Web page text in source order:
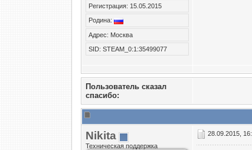
Регистрация: 15.05.2015
Родина:
Адрес: Москва
SID: STEAM_0:1:35499077
Пользователь сказал
cпасибо:
Nikita
Техническая поддержка
28.09.2015,